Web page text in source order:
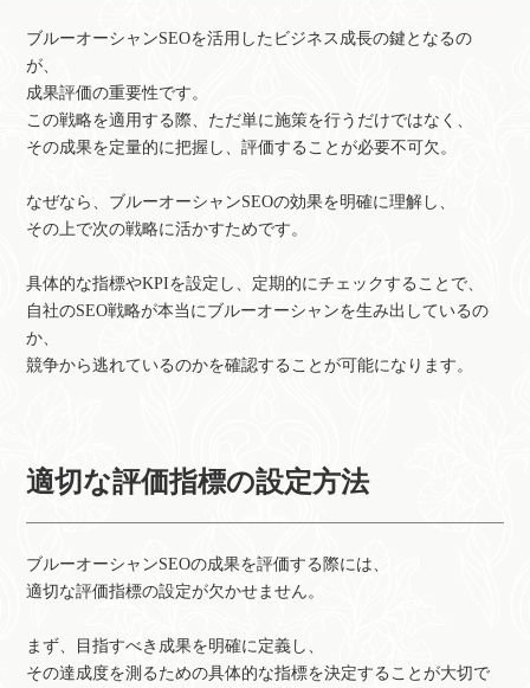
ブルーオーシャンSEOを活用したビジネス成長の鍵となるの
が、
成果評価の重要性です。
この戦略を適用する際、ただ単に施策を行うだけではなく、
その成果を定量的に把握し、評価することが必要不可欠。
なぜなら、ブルーオーシャンSEOの効果を明確に理解し、
その上で次の戦略に活かすためです。
具体的な指標やKPIを設定し、定期的にチェックすることで、
自社のSEO戦略が本当にブルーオーシャンを生み出しているの
か、
競争から逃れているのかを確認することが可能になります。
適切な評価指標の設定方法
ブルーオーシャンSEOの成果を評価する際には、
適切な評価指標の設定が欠かせません。
まず、目指すべき成果を明確に定義し、
その達成度を測るための具体的な指標を決定することが大切で